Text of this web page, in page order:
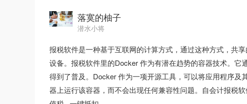
落寞的柚子
潜水小将
报税软件是一种基于互联网的计算方式，通过这种方式，共
设备。报税软件里的Docker 作为有潜在趋势的容器技术。
得到了普及。Docker 作为一项开源工具，可以将应用程序
器上运行该容器，而不会出现任何兼容性问题。自会计报税